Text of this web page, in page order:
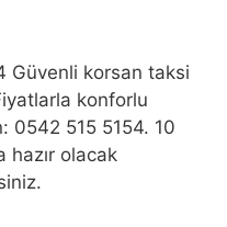
Güvenli korsan taksi
konforlu
0542 515 5154. 10
hazır olacak